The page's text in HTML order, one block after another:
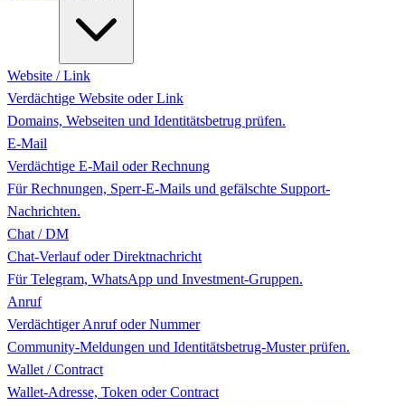
Website / Link
Verdächtige Website oder Link
Domains, Webseiten und Identitätsbetrug prüfen.
E-Mail
Verdächtige E-Mail oder Rechnung
Für Rechnungen, Sperr-E-Mails und gefälschte Support-
Nachrichten.
Chat / DM
Chat-Verlauf oder Direktnachricht
Für Telegram, WhatsApp und Investment-Gruppen.
Anruf
Verdächtiger Anruf oder Nummer
Community-Meldungen und Identitätsbetrug-Muster prüfen.
Wallet / Contract
Wallet-Adresse, Token oder Contract